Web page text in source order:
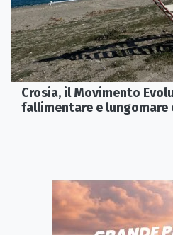
Crosia, il Movimento
fallimentare e lungomare